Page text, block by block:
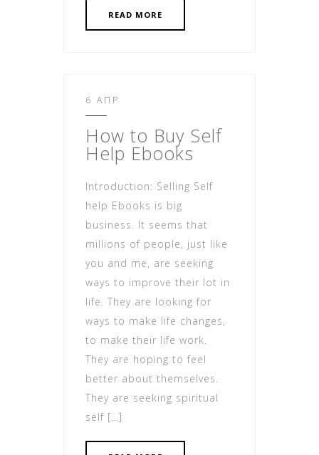
READ MORE
6 ΑΠΡ
How to Buy Self
Help Ebooks
Introduction: Selling Self
help Ebooks is big
business. It seems that
millions of people, just like
you and me, are seeking
ways to improve their lot in
life. They are looking for
ways to make life changes,
to make their life work.
They are hoping to feel
better about themselves.
They are seeking spiritual
self […]